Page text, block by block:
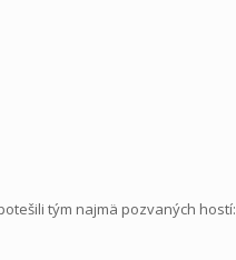
tým najmä pozvaných hostí: